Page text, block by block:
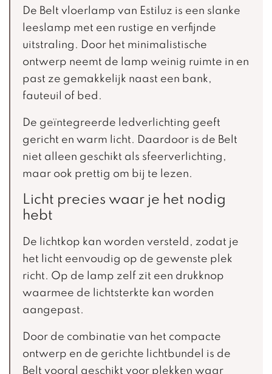
De Belt vloerlamp van Estiluz is een slanke
leeslamp met een rustige en verfijnde
uitstraling. Door het minimalistische
ontwerp neemt de lamp weinig ruimte in en
past ze gemakkelijk naast een bank,
fauteuil of bed.
De geïntegreerde ledverlichting geeft
gericht en warm licht. Daardoor is de Belt
niet alleen geschikt als sfeerverlichting,
maar ook prettig om bij te lezen.
Licht precies waar je het nodig
hebt
De lichtkop kan worden versteld, zodat je
het licht eenvoudig op de gewenste plek
richt. Op de lamp zelf zit een drukknop
waarmee de lichtsterkte kan worden
aangepast.
Door de combinatie van het compacte
ontwerp en de gerichte lichtbundel is de
Belt vooral geschikt voor plekken waar